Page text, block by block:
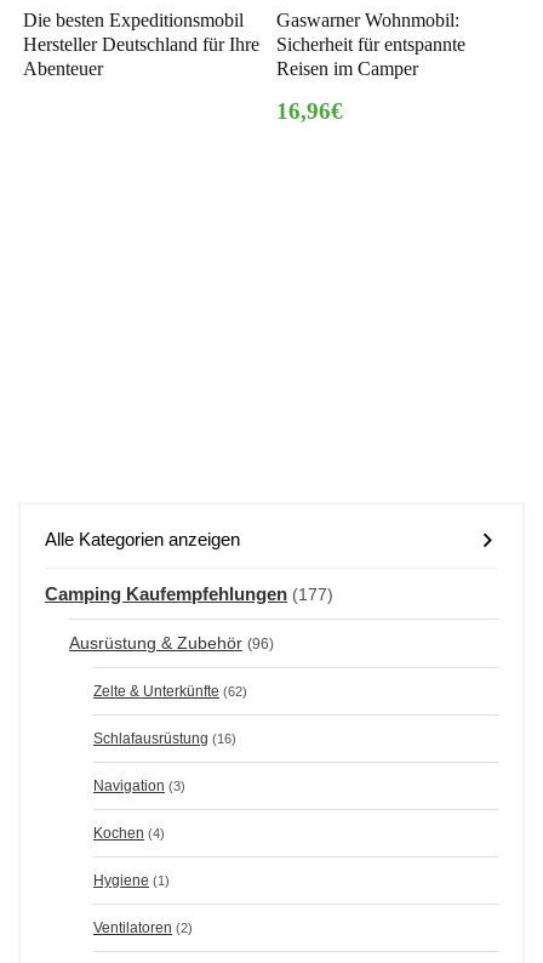
Die besten Expeditionsmobil
Hersteller Deutschland für Ihre
Abenteuer
Gaswarner Wohnmobil:
Sicherheit für entspannte
Reisen im Camper
16,96€
Alle Kategorien anzeigen
Camping Kaufempfehlungen (177)
Ausrüstung & Zubehör (96)
Zelte & Unterkünfte (62)
Schlafausrüstung (16)
Navigation (3)
Kochen (4)
Hygiene (1)
Ventilatoren (2)